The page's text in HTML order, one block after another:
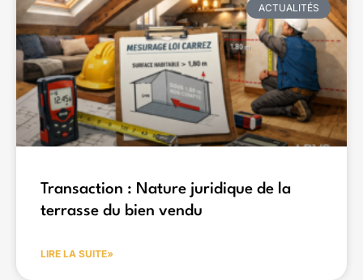
ACTUALITÉS
Transaction : Nature juridique de la
terrasse du bien vendu
LIRE LA SUITE»